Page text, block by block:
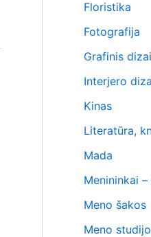
Floristika
Fotografija
Grafinis
Interjero
Kinas
Literatūra,
Mada
Menininkai
Meno šakos
Meno